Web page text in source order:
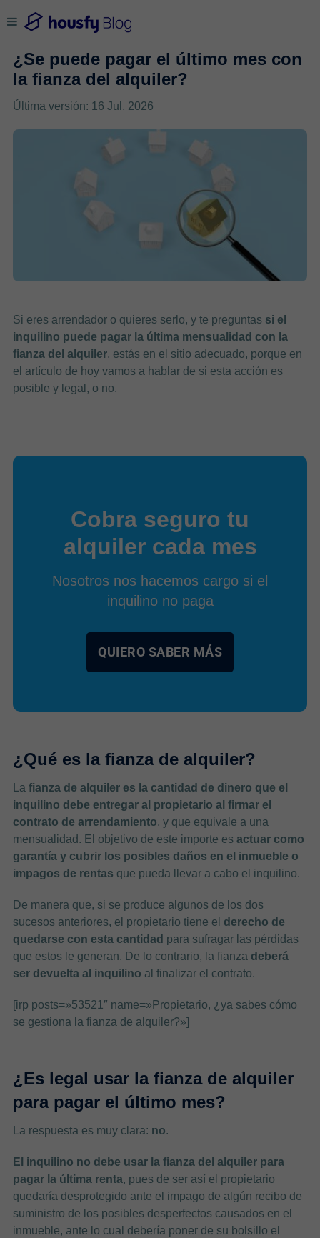
¿Se puede pagar el último mes con
la fianza del alquiler?
Última versión: 16 Jul, 2026
Si eres arrendador o quieres serlo, y te preguntas si el
inquilino puede pagar la última mensualidad con la
fianza del alquiler, estás en el sitio adecuado, porque en
el artículo de hoy vamos a hablar de si esta acción es
posible y legal, o no.
Cobra seguro tu
alquiler cada mes
Nosotros nos hacemos cargo si el
inquilino no paga
QUIERO SABER MÁS
¿Qué es la fianza de alquiler?
La fianza de alquiler es la cantidad de dinero que el
inquilino debe entregar al propietario al firmar el
contrato de arrendamiento, y que equivale a una
mensualidad. El objetivo de este importe es actuar como
garantía y cubrir los posibles daños en el inmueble o
impagos de rentas que pueda llevar a cabo el inquilino.
De manera que, si se produce algunos de los dos
sucesos anteriores, el propietario tiene el derecho de
quedarse con esta cantidad para sufragar las pérdidas
que estos le generan. De lo contrario, la fianza deberá
ser devuelta al inquilino al finalizar el contrato.
[irp posts=»53521″ name=»Propietario, ¿ya sabes cómo
se gestiona la fianza de alquiler?»]
¿Es legal usar la fianza de alquiler
para pagar el último mes?
La respuesta es muy clara: no.
El inquilino no debe usar la fianza del alquiler para
pagar la última renta, pues de ser así el propietario
quedaría desprotegido ante el impago de algún recibo de
suministro de los posibles desperfectos causados en el
inmueble, ante lo cual debería poner de su bolsillo el